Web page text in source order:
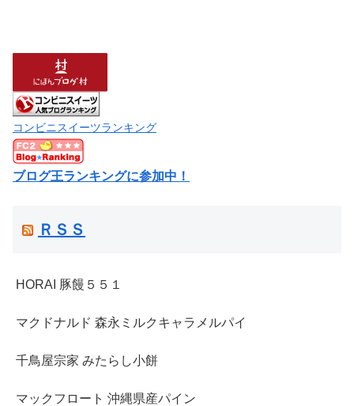
コンビニスイーツランキング
ブログ王ランキングに参加中！
ＲＳＳ
HORAI 豚饅５５１
マクドナルド 森永ミルクキャラメルパイ
千鳥屋宗家 みたらし小餅
マックフロート 沖縄県産パイン